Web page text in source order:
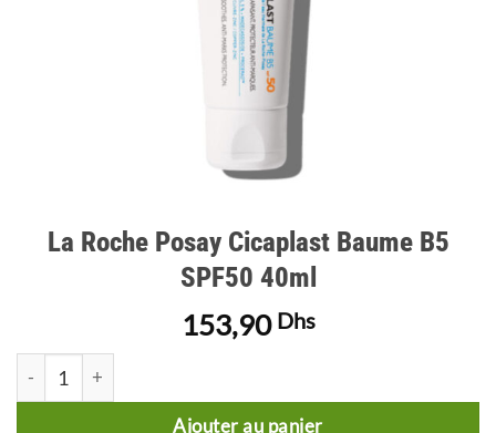
La Roche Posay Cicaplast Baume B5
SPF50 40ml
153,90 Dhs
quantité de La Roche Posay Cicaplast Baume B5 SPF50 40ml
Ajouter au panier